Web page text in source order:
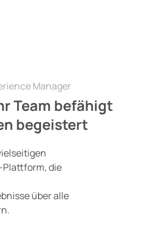
Manager
Team befähigt
begeistert
die
über alle